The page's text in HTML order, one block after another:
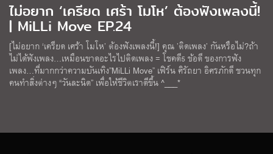
ไม่อยาก ‘เครียด เศร้า โมโห’ ต้องฟังเพลงนี้!
| MiLLi Move EP.24
[ไม่อยาก ‘เครียด เศร้า โมโห’ ต้องฟังเพลงนี้!] คุณ ’ติดเพลง’ กันหรือไม่?ถ้า
ไม่ได้ฟังเพลง…เหมือนขาดอะไรไปติดเพลง = โชคดี5 ข้อดี ของการฟัง
เพลง…ที่มากกว่าความบันเทิง”MiLLi Move” เฟิร์น ศิรัถยา อิศรภักดี ชวนทุก
คนทำสิ่งต่างๆ “วันละนิด” เพื่อให้ชีวิตเราดีขึ้น ^___*